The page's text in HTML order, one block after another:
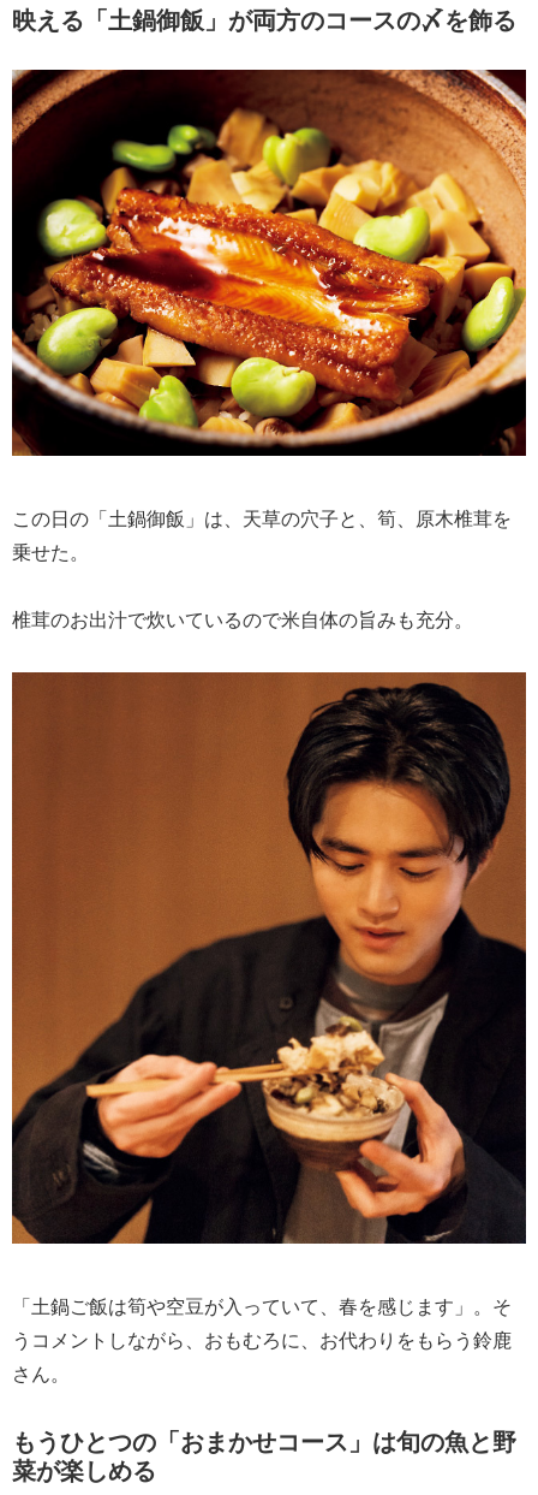
映える「土鍋御飯」が両方のコースの〆を飾る
この日の「土鍋御飯」は、天草の穴子と、筍、原木椎茸を
乗せた。
椎茸のお出汁で炊いているので米自体の旨みも充分。
「土鍋ご飯は筍や空豆が入っていて、春を感じます」。そ
うコメントしながら、おもむろに、お代わりをもらう鈴鹿
さん。
もうひとつの「おまかせコース」は旬の魚と野
菜が楽しめる